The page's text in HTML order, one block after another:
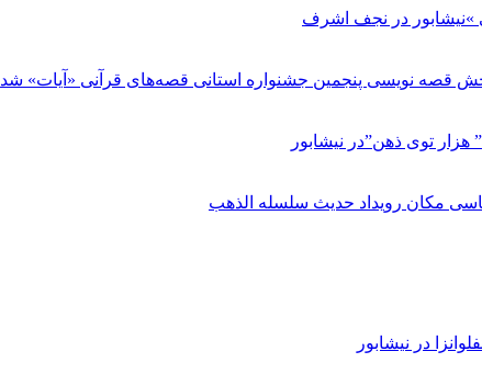
»نیشابور در نجف اشرف
قصه نویسی پنجمین جشنواره استانی قصه‌های قرآنی «آیات» شد
توی ذهن”در نیشابور
مکان رویداد حدیث سلسله الذهب
در نیشابور